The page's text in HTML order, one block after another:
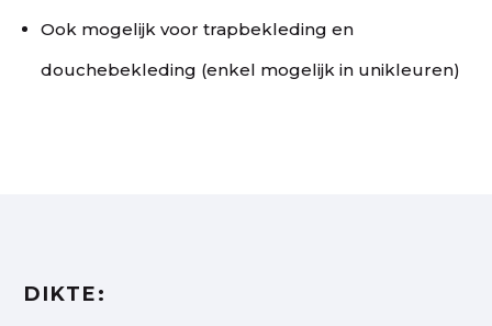
Ook mogelijk voor trapbekleding en
douchebekleding (enkel mogelijk in unikleuren)
DIKTE: